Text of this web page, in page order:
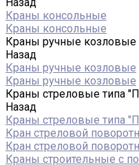
Краны консольные
Краны консольные
Краны ручные козловые
Назад
Краны ручные козловые
Краны ручные козловые
Краны стреловые типа
Назад
Краны стреловые типа
Кран стреловой
Кран стреловой
Краны строительные с